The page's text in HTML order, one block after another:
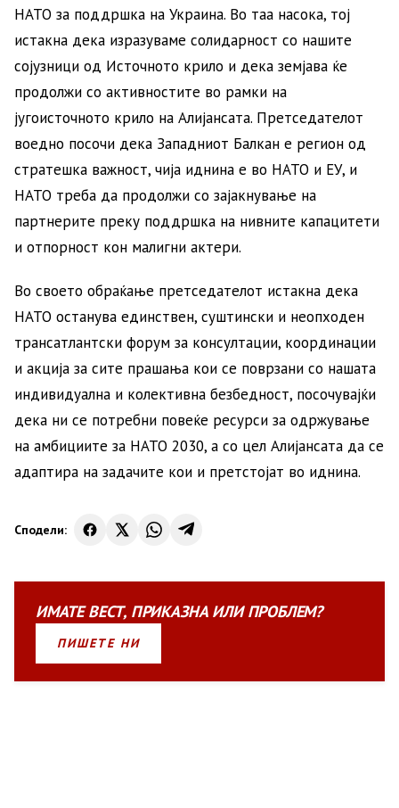
НАТО за поддршка на Украина. Во таа насока, тој
истакна дека изразуваме солидарност со нашите
сојузници од Источното крило и дека земјава ќе
продолжи со активностите во рамки на
југоисточното крило на Алијансата. Претседателот
воедно посочи дека Западниот Балкан е регион од
стратешка важност, чија иднина е во НАТО и ЕУ, и
НАТО треба да продолжи со зајакнување на
партнерите преку поддршка на нивните капацитети
и отпорност кон малигни актери.
Во своето обраќање претседателот истакна дека
НАТО останува единствен, суштински и неопходен
трансатлантски форум за консултации, координации
и акција за сите прашања кои се поврзани со нашата
индивидуална и колективна безбедност, посочувајќи
дека ни се потребни повеќе ресурси за одржување
на амбициите за НАТО 2030, а со цел Алијансата да се
адаптира на задачите кои и претстојат во иднина.
Сподели:
ИМАТЕВЕСТ, ПРИКАЗНАИЛИПРОБЛЕМ?
ПИШЕТЕ НИ